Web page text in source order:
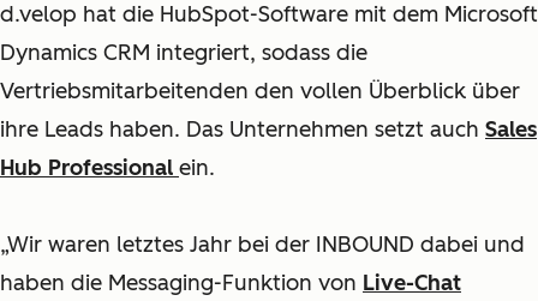
d.velop hat die HubSpot-Software mit dem Microsoft
Dynamics CRM integriert, sodass die
Vertriebsmitarbeitenden den vollen Überblick über
ihre Leads haben. Das Unternehmen setzt auch Sales
Hub Professional ein.
„Wir waren letztes Jahr bei der INBOUND dabei und
haben die Messaging-Funktion von Live-Chat